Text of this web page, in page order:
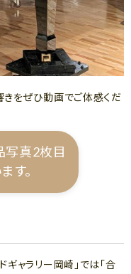
きをぜひ動画でご体感くだ
真2枚目
す。
ギャラリー岡崎」では「合